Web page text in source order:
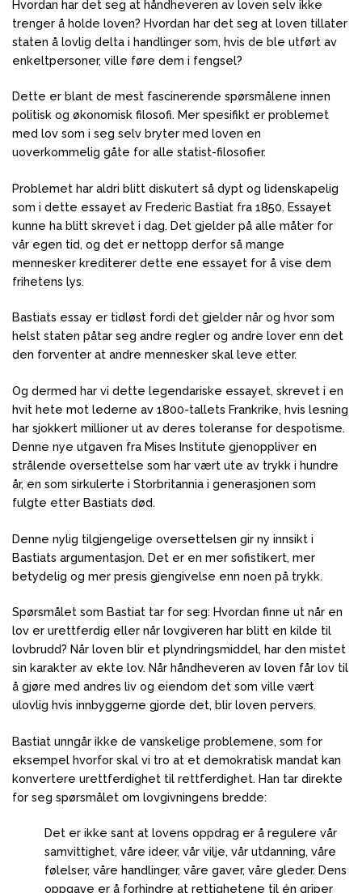
Hvordan har det seg at håndheveren av loven selv ikke
trenger å holde loven? Hvordan har det seg at loven tillater
staten å lovlig delta i handlinger som, hvis de ble utført av
enkeltpersoner, ville føre dem i fengsel?
Dette er blant de mest fascinerende spørsmålene innen
politisk og økonomisk filosofi. Mer spesifikt er problemet
med lov som i seg selv bryter med loven en
uoverkommelig gåte for alle statist-filosofier.
Problemet har aldri blitt diskutert så dypt og lidenskapelig
som i dette essayet av Frederic Bastiat fra 1850. Essayet
kunne ha blitt skrevet i dag. Det gjelder på alle måter for
vår egen tid, og det er nettopp derfor så mange
mennesker krediterer dette ene essayet for å vise dem
frihetens lys.
Bastiats essay er tidløst fordi det gjelder når og hvor som
helst staten påtar seg andre regler og andre lover enn det
den forventer at andre mennesker skal leve etter.
Og dermed har vi dette legendariske essayet, skrevet i en
hvit hete mot lederne av 1800-tallets Frankrike, hvis lesning
har sjokkert millioner ut av deres toleranse for despotisme.
Denne nye utgaven fra Mises Institute gjenoppliver en
strålende oversettelse som har vært ute av trykk i hundre
år, en som sirkulerte i Storbritannia i generasjonen som
fulgte etter Bastiats død.
Denne nylig tilgjengelige oversettelsen gir ny innsikt i
Bastiats argumentasjon. Det er en mer sofistikert, mer
betydelig og mer presis gjengivelse enn noen på trykk.
Spørsmålet som Bastiat tar for seg: Hvordan finne ut når en
lov er urettferdig eller når lovgiveren har blitt en kilde til
lovbrudd? Når loven blir et plyndringsmiddel, har den mistet
sin karakter av ekte lov. Når håndheveren av loven får lov til
å gjøre med andres liv og eiendom det som ville vært
ulovlig hvis innbyggerne gjorde det, blir loven pervers.
Bastiat unngår ikke de vanskelige problemene, som for
eksempel hvorfor skal vi tro at et demokratisk mandat kan
konvertere urettferdighet til rettferdighet. Han tar direkte
for seg spørsmålet om lovgivningens bredde:
Det er ikke sant at lovens oppdrag er å regulere vår
samvittighet, våre ideer, vår vilje, vår utdanning, våre
følelser, våre handlinger, våre gaver, våre gleder. Dens
oppgave er å forhindre at rettighetene til én griper